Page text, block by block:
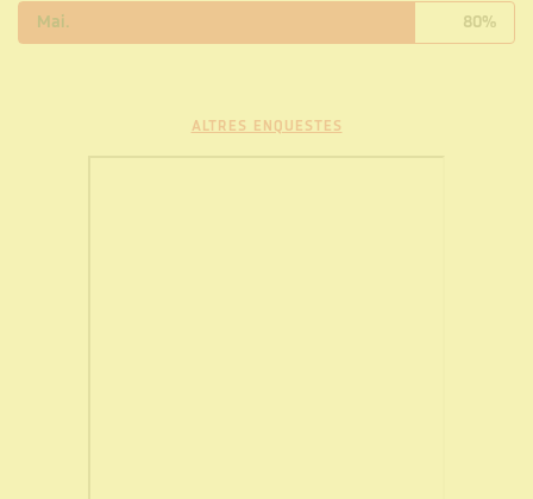
Mai. 80%
ALTRES ENQUESTES